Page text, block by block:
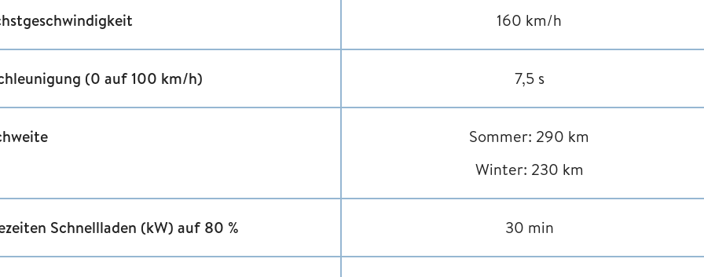
160 km/h
(0 auf 100 km/h) 7,5 s
Sommer: 290 km
Winter: 230 km
Schnellladen (kW) auf 80 % 30 min